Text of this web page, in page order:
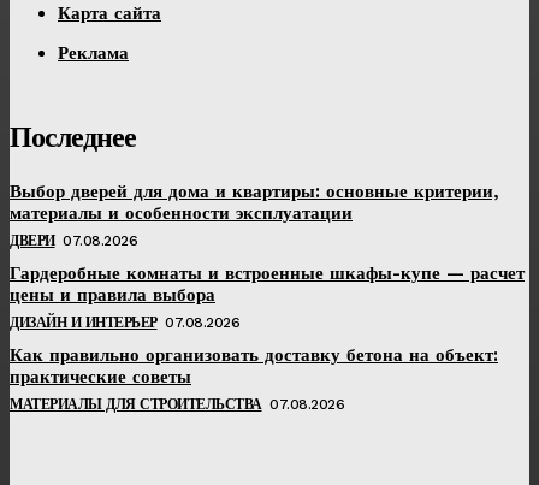
Карта сайта
Реклама
Последнее
Выбор дверей для дома и квартиры: основные критерии,
материалы и особенности эксплуатации
ДВЕРИ 07.08.2026
Гардеробные комнаты и встроенные шкафы-купе — расчет
цены и правила выбора
ДИЗАЙН И ИНТЕРЬЕР 07.08.2026
Как правильно организовать доставку бетона на объект:
практические советы
МАТЕРИАЛЫ ДЛЯ СТРОИТЕЛЬСТВА 07.08.2026